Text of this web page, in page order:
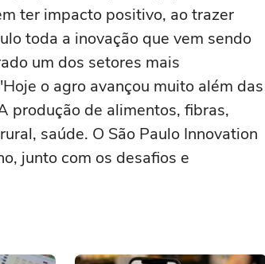
ter impacto positivo, ao trazer
toda a inovação que vem sendo
um dos setores mais
o agro avançou muito além das
produção de alimentos, fibras,
saúde. O São Paulo Innovation
junto com os desafios e